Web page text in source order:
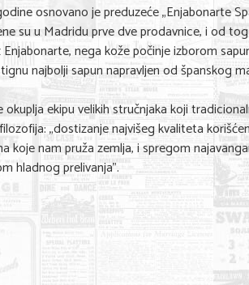
osnovano je preduzeće „Enjabonarte
su u Madridu prve dve prodavnice, i od
nega kože počinje izborom
najbolji sapun napravljen od španskog
okuplja ekipu velikih stručnjaka koji
„dostizanje najvišeg kvaliteta
koje nam pruža zemlja, i spregom
hladnog prelivanja".